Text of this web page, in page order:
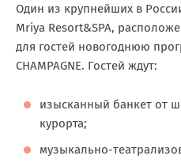
Один из крупнейших в
Mriya Resort&SPA,
для гостей новогоднюю
CHAMPAGNE. Гостей ждут:
изысканный банкет от
курорта;
музыкально-